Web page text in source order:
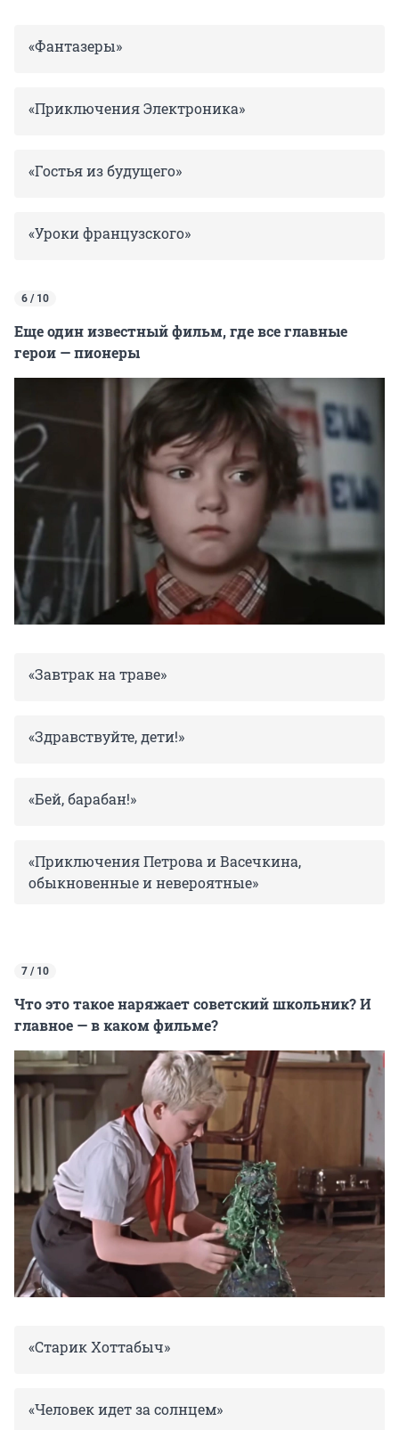
«Фантазеры»
«Приключения Электроника»
«Гостья из будущего»
«Уроки французского»
6 / 10
Еще один известный фильм, где все главные
герои — пионеры
«Завтрак на траве»
«Здравствуйте, дети!»
«Бей, барабан!»
«Приключения Петрова и Васечкина,
обыкновенные и невероятные»
7 / 10
Что это такое наряжает советский школьник? И
главное — в каком фильме?
«Старик Хоттабыч»
«Человек идет за солнцем»